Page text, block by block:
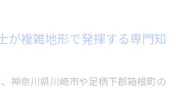
が複雑地形で発揮する専門知
神奈川県川崎市や足柄下郡箱根町の